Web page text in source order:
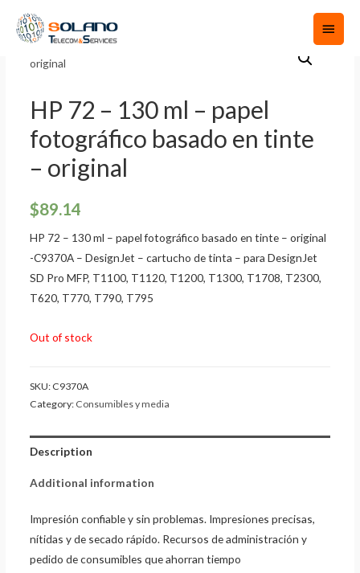
HP 72 – 130 ml – papel
fotográfico basado en tinte
– original
$89.14
HP 72 – 130 ml – papel fotográfico basado en tinte – original
-C9370A – DesignJet – cartucho de tinta – para DesignJet
SD Pro MFP, T1100, T1120, T1200, T1300, T1708, T2300,
T620, T770, T790, T795
Out of stock
SKU: C9370A
Category: Consumibles y media
Description
Additional information
Impresión confiable y sin problemas. Impresiones precisas,
nítidas y de secado rápido. Recursos de administración y
pedido de consumibles que ahorran tiempo